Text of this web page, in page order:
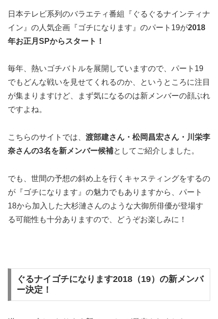
日本テレビ系列のバラエティ番組『ぐるぐるナインティナ
イン』の人気企画『ゴチになります』のパート19が2018
年お正月SPからスタート！
毎年、熱いゴチバトルを展開していますので、パート19
でもどんな戦いを見せてくれるのか、というところに注目
が集まりますけど、まず気になるのは新メンバーの顔ぶれ
ですよね。
こちらのサイトでは、 渡部建さん・松岡昌宏さん・川栄李
奈さんの3名を新メンバー候補としてご紹介しました。
でも、世間の予想の斜め上を行くキャスティングをするの
が『ゴチになります』の魅力でもありますから、パート
18から加入した大杉漣さんのような大御所俳優が登場す
る可能性も十分ありますので、どうぞお楽しみに！
ぐるナイゴチになります2018（19）の新メンバ
ー決定！